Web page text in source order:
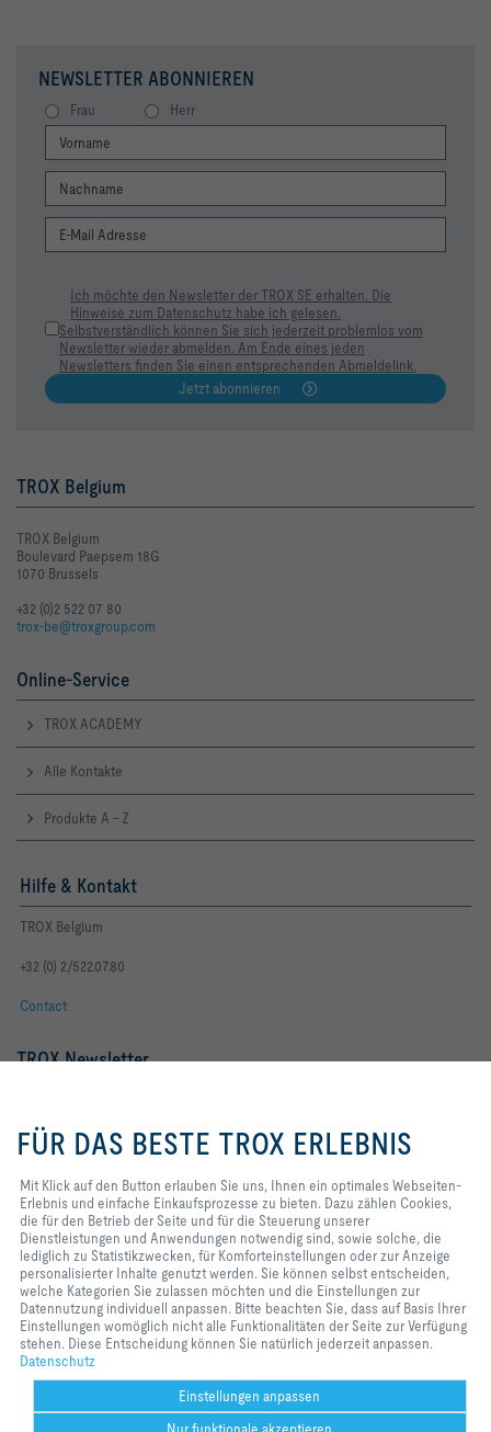
NEWSLETTER ABONNIEREN
Frau Herr
Ich möchte den Newsletter der TROX SE erhalten. Die
Hinweise zum Datenschutz habe ich gelesen.
Selbstverständlich können Sie sich jederzeit problemlos vom
Newsletter wieder abmelden. Am Ende eines jeden
Newsletters finden Sie einen entsprechenden Abmeldelink.
Jetzt abonnieren
TROX Belgium
TROX Belgium
Boulevard Paepsem 18G
1070 Brussels
+32 (0)2 522 07 80
trox-be@troxgroup.com
Online-Service
TROX ACADEMY
Alle Kontakte
Produkte A - Z
Hilfe & Kontakt
TROX Belgium
+32 (0) 2/522.07.80
Contact
TROX Newsletter
Newsletter footer form legal terms Jetzt abonnieren
Home Kontakt
Sie uns, Ihnen ein optimales
Webseiten-Erlebnis und einfache
zählen Cookies, die für den
Betrieb der Seite und für die
Steuerung unserer
Dienstleistungen und
Anwendungen notwendig sind,
sowie solche, die lediglich zu
Statistikzwecken, für
Komforteinstellungen oder zur
Anzeige personalisierter Inhalte
genutzt werden. Sie können selbst
Sie zulassen möchten und die
Einstellungen zur Datennutzung
individuell anpassen. Bitte
FÜR DAS BESTE TROX ERLEBNIS
Mit Klick auf den Button erlauben Sie uns, Ihnen ein optimales Webseiten-
Erlebnis und einfache Einkaufsprozesse zu bieten. Dazu zählen Cookies,
die für den Betrieb der Seite und für die Steuerung unserer
Dienstleistungen und Anwendungen notwendig sind, sowie solche, die
lediglich zu Statistikzwecken, für Komforteinstellungen oder zur Anzeige
personalisierter Inhalte genutzt werden. Sie können selbst entscheiden,
welche Kategorien Sie zulassen möchten und die Einstellungen zur
Datennutzung individuell anpassen. Bitte beachten Sie, dass auf Basis Ihrer
Einstellungen womöglich nicht alle Funktionalitäten der Seite zur Verfügung
stehen. Diese Entscheidung können Sie natürlich jederzeit anpassen.
Datenschutz
Einstellungen anpassen